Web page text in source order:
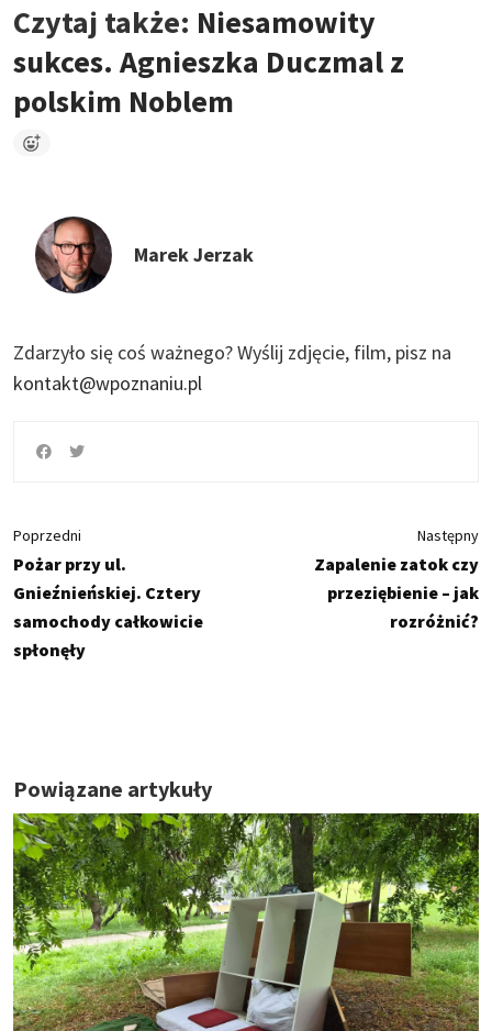
Czytaj także: Niesamowity
sukces. Agnieszka Duczmal z
polskim Noblem
Marek Jerzak
Zdarzyło się coś ważnego?Wyślij zdjęcie, film, pisz na
kontakt@wpoznaniu.pl
Poprzedni
Pożar przy ul.
Gnieźnieńskiej. Cztery
samochody całkowicie
spłonęły
Następny
Zapalenie zatok czy
przeziębienie – jak
rozróżnić?
Powiązane artykuły